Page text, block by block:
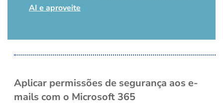
AI e aproveite
Aplicar permissões de segurança aos e-
mails com o Microsoft 365